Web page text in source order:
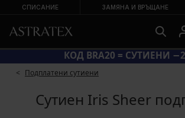
СПИСАНИЕ ЗАМЯНА И ВРЪЩАНЕ
ГОЛЯМА ЛЯТНА
Подплатени сутиени
Сутиен Iris Sheer